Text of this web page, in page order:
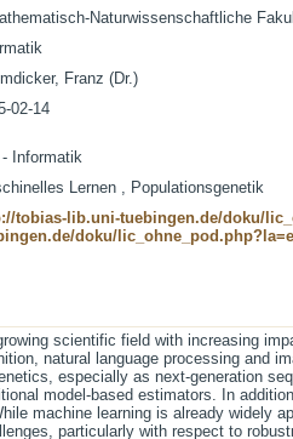
Naturwissenschaftliche
Franz (Dr.)
02-14
Informatik
Lernen , Populationsgenetik
tobias-lib.uni-tuebingen.de/doku/
doku/
scientific field with increasing
natural language processing and
especially as next-generation
model-based estimators. In
machine learning is already widely
particularly with respect to